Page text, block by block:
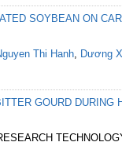
SOYBEAN ON
Thi Hanh, Dương
GOURD DURING